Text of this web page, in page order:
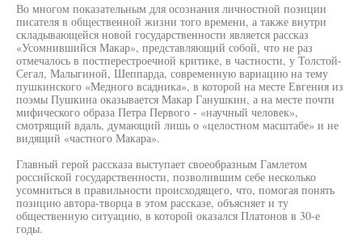
Во многом показательным для осознания личностной позиции
писателя в общественной жизни того времени, а также внутри
складывающейся новой государственности является рассказ
«Усомнившийся Макар», представляющий собой, что не раз
отмечалось в постперестроечной критике, в частности, у Толстой-
Сегал, Малыгиной, Шеппарда, современную вариацию на тему
пушкинского «Медного всадника», в которой на месте Евгения из
поэмы Пушкина оказывается Макар Ганушкин, а на месте почти
мифического образа Петра Первого - «научный человек»,
смотрящий вдаль, думающий лишь о «целостном масштабе» и не
видящий «частного Макара».
Главный герой рассказа выступает своеобразным Гамлетом
российской государственности, позволившим себе несколько
усомниться в правильности происходящего, что, помогая понять
позицию автора-творца в этом рассказе, объясняет и ту
общественную ситуацию, в которой оказался Платонов в 30-е
годы.